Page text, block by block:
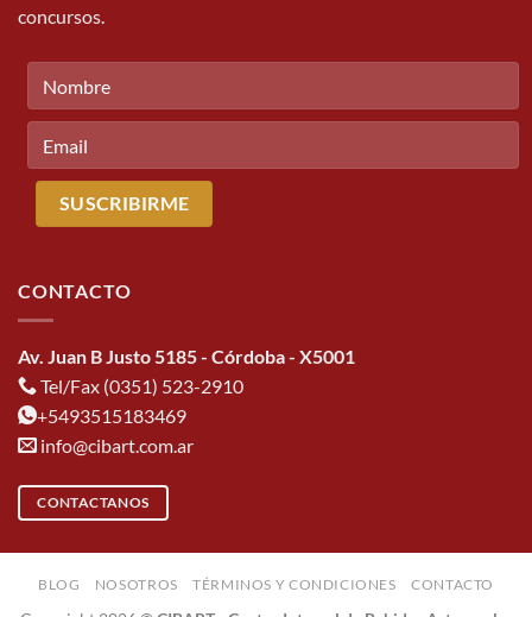
concursos.
CONTACTO
Av. Juan B Justo 5185 - Córdoba - X5001
Tel/Fax (0351) 523-2910
+5493515183469
info@cibart.com.ar
CONTACTANOS
BLOG NOSOTROS TÉRMINOS Y CONDICIONES CONTACTO